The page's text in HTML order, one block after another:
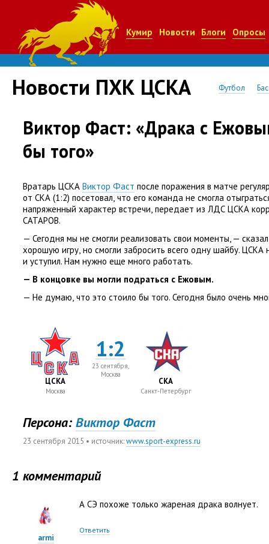
Кумир Новости Блоги Опросы
Новости ПХК ЦСКА Футбол
Виктор Фаст: «Драка с
бы того»
Вратарь ЦСКА Виктор Фаст после поражения в матче
от СКА (1:2) посетовал, что его команда не смогла
напряженный характер встречи, передает из ЛДС ЦСКА
САТАРОВ.
— Сегодня мы не смогли реализовать свои моменты, —
хорошую игру, но смогли забросить всего одну шайбу. ЦСКА
и уступил. Нам нужно еще много работать.
— В концовке вы могли подраться с Ежовым.
— Не думаю, что это стоило бы того. Сегодня было очень
ЦСКА
Москва
1:2
23 сентября,
Москва
СКА
Санкт-Петербург
Персона: Виктор Фаст
23 сентября 2015 • источник:www.sport-express.ru
1 комментарий
А СЭ похоже только жареная драка волнует.
Ответить
armi